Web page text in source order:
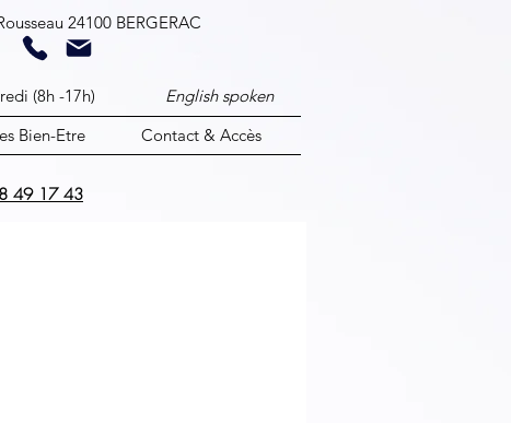
24100 BERGERAC​
Bien-Etre Contact & Accès
(8h -17h) English spoken
49 17 43